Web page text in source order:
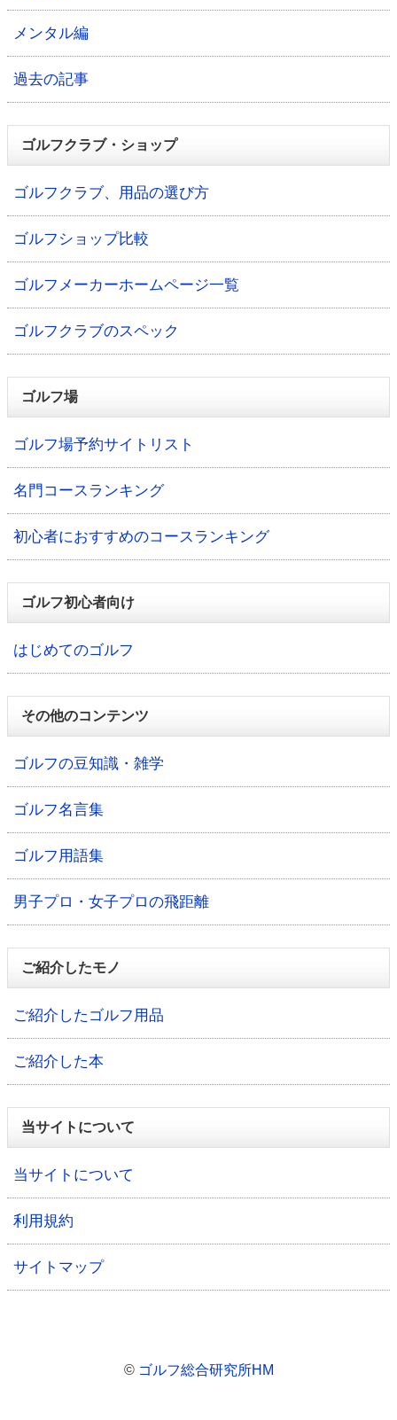
メンタル編
過去の記事
ゴルフクラブ・ショップ
ゴルフクラブ、用品の選び方
ゴルフショップ比較
ゴルフメーカーホームページ一覧
ゴルフクラブのスペック
ゴルフ場
ゴルフ場予約サイトリスト
名門コースランキング
初心者におすすめのコースランキング
ゴルフ初心者向け
はじめてのゴルフ
その他のコンテンツ
ゴルフの豆知識・雑学
ゴルフ名言集
ゴルフ用語集
男子プロ・女子プロの飛距離
ご紹介したモノ
ご紹介したゴルフ用品
ご紹介した本
当サイトについて
当サイトについて
利用規約
サイトマップ
© ゴルフ総合研究所HM